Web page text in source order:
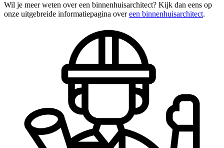
Wil je meer weten over een binnenhuisarchitect? Kijk dan eens op
onze uitgebreide informatiepagina overeen binnenhuisarchitect.